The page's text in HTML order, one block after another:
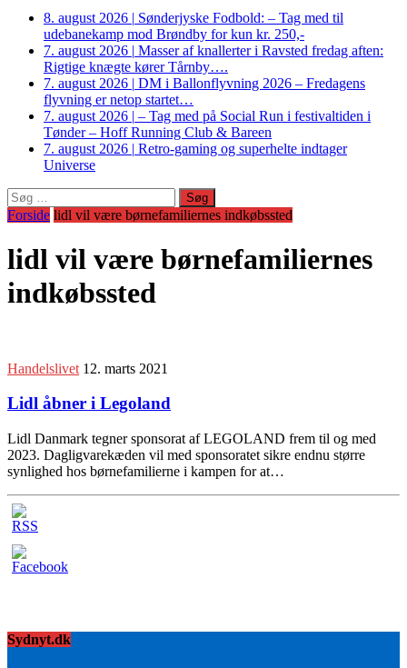
8. august 2026 | Sønderjyske Fodbold: – Tag med til
udebanekamp mod Brøndby for kun kr. 250,-
7. august 2026 | Masser af knallerter i Ravsted fredag aften:
Rigtige knægte kører Tårnby….
7. august 2026 | DM i Ballonflyvning 2026 – Fredagens
flyvning er netop startet…
7. august 2026 | – Tag med på Social Run i festivaltiden i
Tønder – Hoff Running Club & Bareen
7. august 2026 | Retro-gaming og superhelte indtager
Universe
Søg
efter:
Forside lidl vil være børnefamiliernes indkøbssted
lidl vil være børnefamiliernes
indkøbssted
Handelslivet 12. marts 2021
Lidl åbner i Legoland
Lidl Danmark tegner sponsorat af LEGOLAND frem til og med
2023. Dagligvarekæden vil med sponsoratet sikre endnu større
synlighed hos børnefamilierne i kampen for at…
Sydnyt.dk